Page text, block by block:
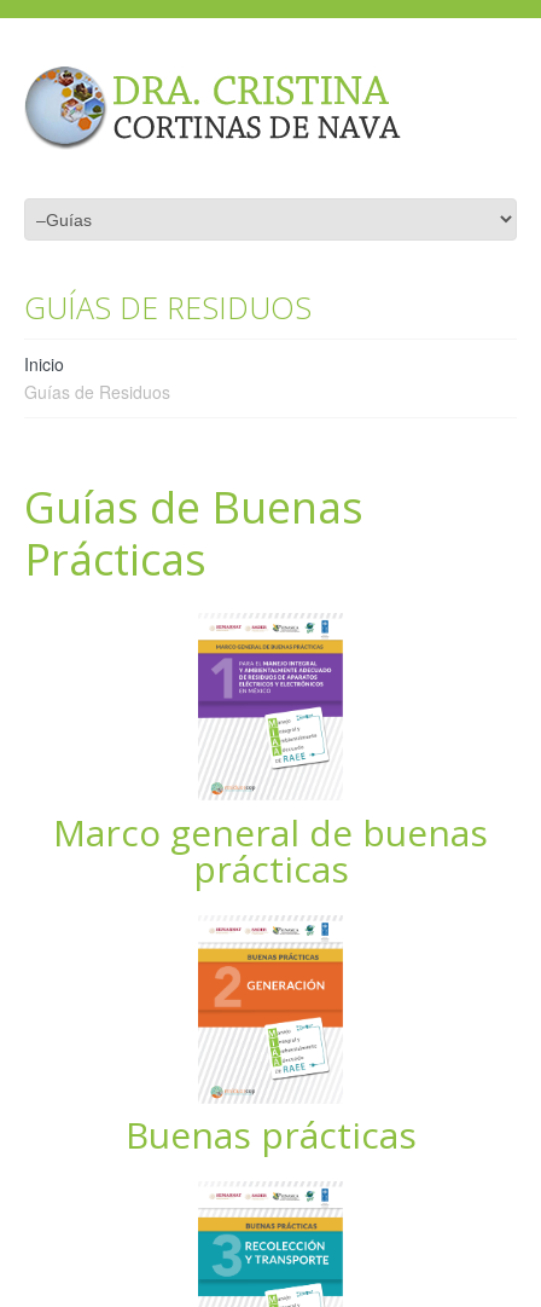
GUÍAS DE RESIDUOS
Inicio
Guías de Residuos
Guías de Buenas
Prácticas
Marco general de buenas
prácticas
Buenas prácticas